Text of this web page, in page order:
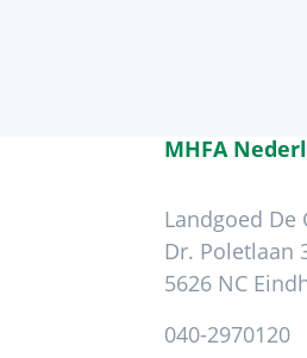
MHFA
Landgoed De
Dr. Poletlaan
5626 NC
040-2970120